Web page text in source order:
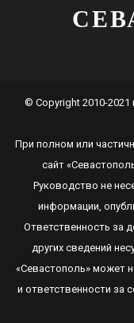
© Copyright 2010-2021
При полном или
сайт
Руководство не
информации,
Ответственность за
других сведений
«Севастополь»может
и ответственности за